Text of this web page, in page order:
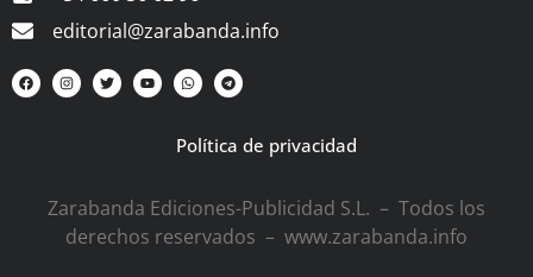
editorial@zarabanda.info
Política de privacidad
Zarabanda Ediciones-Publicidad S.L. – Todos los
derechos reservados – www.zarabanda.info